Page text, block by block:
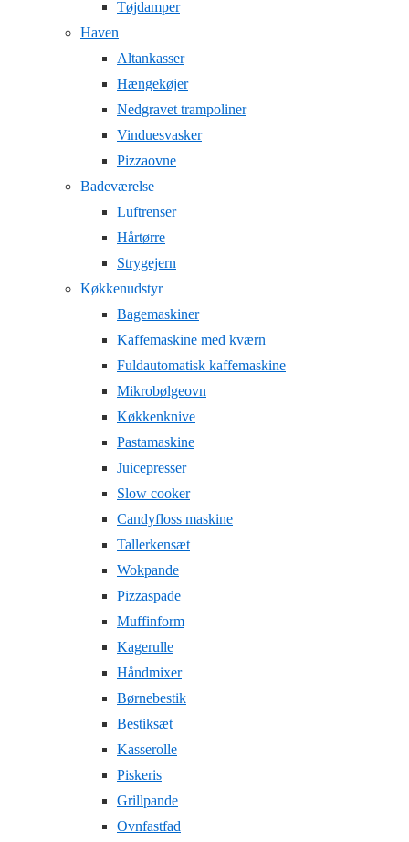
Tøjdamper
Haven
Altankasser
Hængekøjer
Nedgravet trampoliner
Vinduesvasker
Pizzaovne
Badeværelse
Luftrenser
Hårtørre
Strygejern
Køkkenudstyr
Bagemaskiner
Kaffemaskine med kværn
Fuldautomatisk kaffemaskine
Mikrobølgeovn
Køkkenknive
Pastamaskine
Juicepresser
Slow cooker
Candyfloss maskine
Tallerkensæt
Wokpande
Pizzaspade
Muffinform
Kagerulle
Håndmixer
Børnebestik
Bestiksæt
Kasserolle
Piskeris
Grillpande
Ovnfastfad